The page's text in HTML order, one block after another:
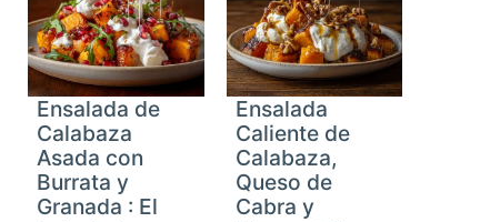
Ensalada de
Calabaza
Asada con
Burrata y
Granada : El
Ensalada
Caliente de
Calabaza,
Queso de
Cabra y